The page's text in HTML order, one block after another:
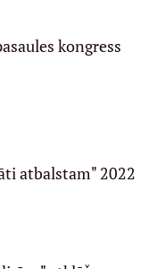
kongress
atbalstam" 2022